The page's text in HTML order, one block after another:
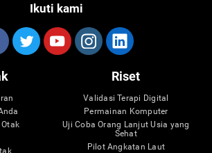
Ikuti kami
Riset
Validasi Terapi Digital
Permainan Komputer
Uji Coba Orang Lanjut Usia yang
Sehat
Pilot Angkatan Laut